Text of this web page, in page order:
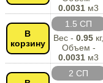
0.0031 м3
В
корзину
1.5 СП
Вес -0.95 кг,
Объем -
0.0031 м3
2 СП